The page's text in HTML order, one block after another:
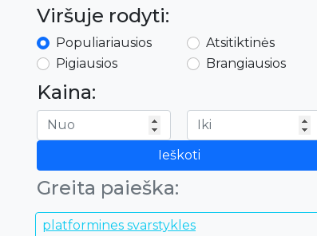
Viršuje rodyti:
Populiariausios
Atsitiktinės
Pigiausios
Brangiausios
Kaina:
Ieškoti
Greita paieška:
platformines svarstykles